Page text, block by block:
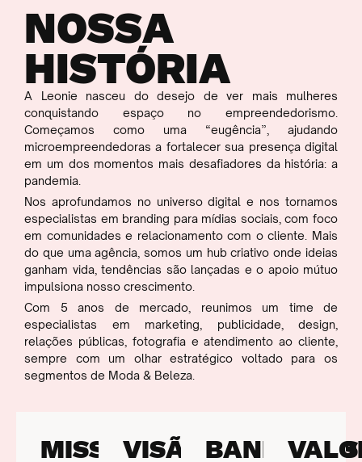
NOSSA
HISTÓRIA
A Leonie nasceu do desejo de ver mais mulheres
conquistando espaço no empreendedorismo.
Começamos como uma “eugência”, ajudando
microempreendedoras a fortalecer sua presença digital
em um dos momentos mais desafiadores da história: a
pandemia.
Nos aprofundamos no universo digital e nos tornamos
especialistas em branding para mídias sociais, com foco
em comunidades e relacionamento com o cliente. Mais
do que uma agência, somos um hub criativo onde ideias
ganham vida, tendências são lançadas e o apoio mútuo
impulsiona nosso crescimento.
Com 5 anos de mercado, reunimos um time de
especialistas em marketing, publicidade, design,
relações públicas, fotografia e atendimento ao cliente,
sempre com um olhar estratégico voltado para os
segmentos de Moda & Beleza.
MISSÃOVISÃO BANDEIRAS